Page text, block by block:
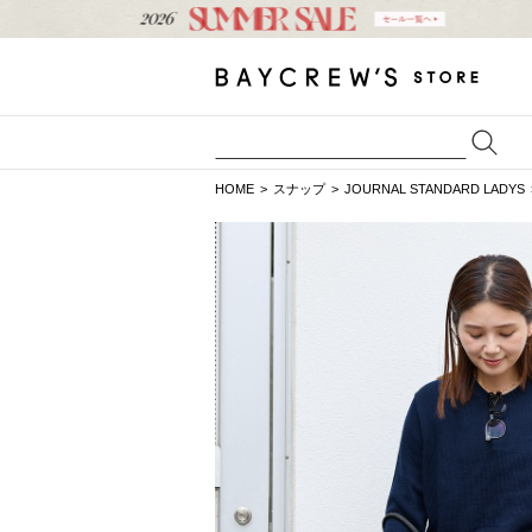
HOME スナップ JOURNAL STANDARD LADYS